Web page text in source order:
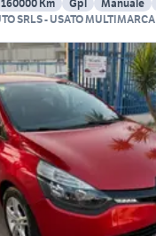
160000 Km Gpl Manuale
SRLS - USATO MULTIMARCA